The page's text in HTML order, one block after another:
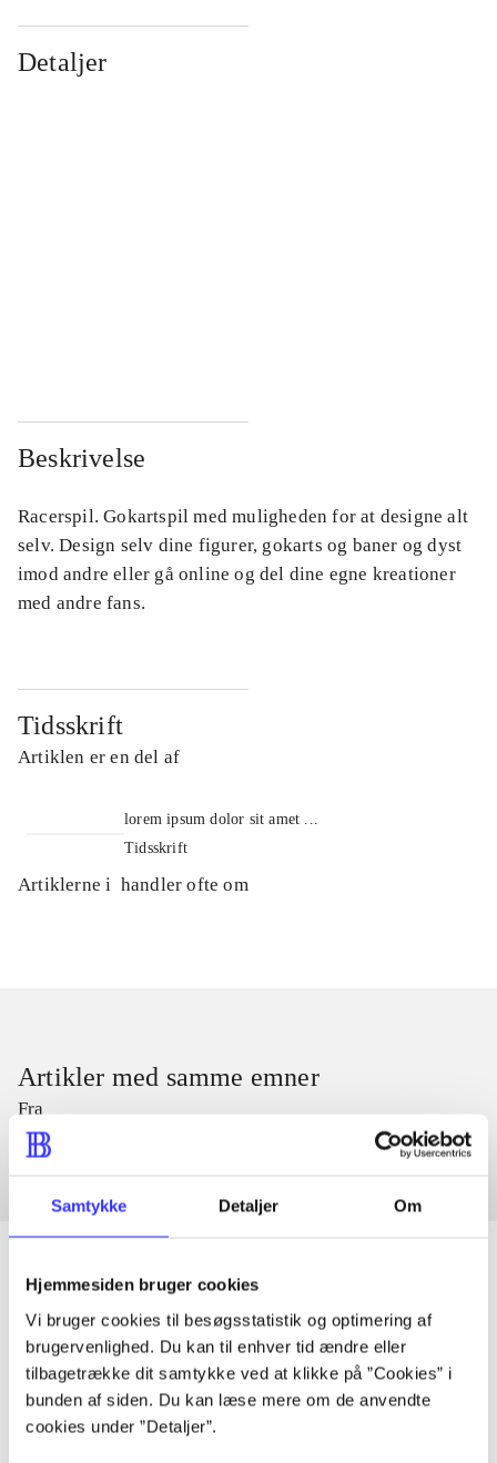
Samtykke Detaljer Om
Hjemmesiden bruger cookies
Vi bruger cookies til besøgsstatistik og optimering af
brugervenlighed. Du kan til enhver tid ændre eller
tilbagetrække dit samtykke ved at klikke på ”Cookies” i
bunden af siden. Du kan læse mere om de anvendte
cookies under ”Detaljer”.
Detaljer
Beskrivelse
Racerspil. Gokartspil med muligheden for at designe alt
selv. Design selv dine figurer, gokarts og baner og dyst
imod andre eller gå online og del dine egne kreationer
med andre fans.
Tidsskrift
Artiklen er en del af
lorem ipsum dolor sit amet ...
Tidsskrift
Artiklerne i handler ofte om
Artikler med samme emner
Fra
Artikler
Alle registrerede artikler fordelt på udgivelser
...